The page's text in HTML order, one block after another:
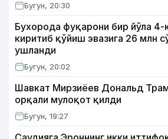
Бугун, 20:30
Бухорода фуқарони бир йўла 4-
киритиб қўйиш эвазига 26 млн
ушланди
Бугун, 20:02
Шавкат Мирзиёев Дональд
орқали мулоқот қилди
Бугун, 19:27